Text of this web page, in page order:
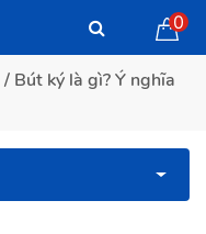
0
/ Bút ký là gì? Ý nghĩa